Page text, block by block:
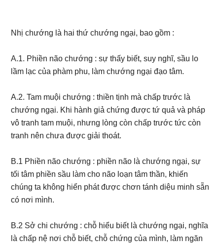
Nhị chướng là hai thứ chướng ngại, bao gồm :
A.1. Phiền não chướng : sự thấy biết, suy nghĩ, sầu lo
lầm lạc của phàm phu, làm chướng ngại đạo tâm.
A.2. Tam muội chướng : thiền tịnh mà chấp trước là
chướng ngại. Khi hành giả chứng được tứ quả và pháp
vô tranh tam muội, nhưng lòng còn chấp trước tức còn
tranh nên chưa được giải thoát.
B.1 Phiền não chướng : phiền não là chướng ngại, sự
tối tâm phiền sầu làm cho não loạn tâm thần, khiến
chúng ta không hiển phát được chơn tánh diệu minh sẵn
có nơi mình.
B.2 Sở chi chướng : chỗ hiểu biết là chướng ngại, nghĩa
là chấp nệ nơi chỗ biết, chỗ chứng của mình, làm ngăn